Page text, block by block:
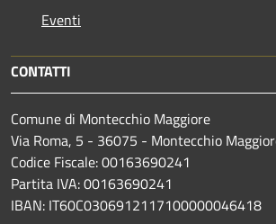
Eventi
CONTATTI
Comune di Montecchio Maggiore
Via Roma, 5 - 36075 - Montecchio
Codice Fiscale: 00163690241
Partita IVA: 00163690241
IBAN: IT60C0306912117100000046418